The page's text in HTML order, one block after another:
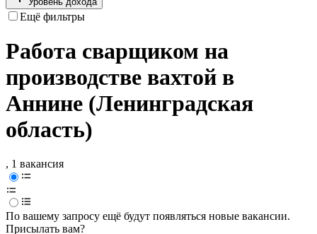
Ещё фильтры
Работа сварщиком на
производстве вахтой в
Аннине (Ленинградская
область)
, 1 вакансия
По вашему запросу ещё будут появляться новые вакансии.
Присылать вам?